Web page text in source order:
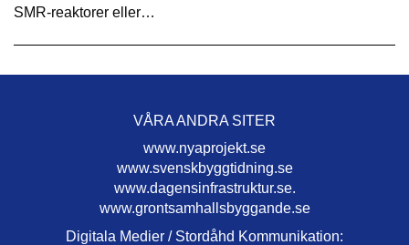
SMR-reaktorer eller…
VÅRA ANDRA SITER
www.nyaprojekt.se
www.svenskbyggtidning.se
www.dagensinfrastruktur.se.
www.grontsamhallsbyggande.se
Digitala Medier / Stordåhd Kommunikation: